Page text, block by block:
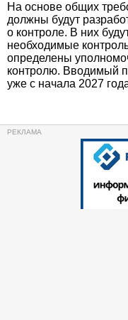
На основе общих
должны будут
о контроле. В них
необходимые
определены
контролю. Вводимый
уже с начала 2027